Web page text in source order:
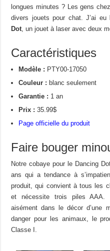
longues minutes ? Les gens chez
divers jouets pour chat. J’ai eu
Dot , un jouet à laser avec deux
Caractéristiques
Modèle : PTY00-17050
Couleur : blanc seulement
Garantie : 1 an
Prix : 35.99$
Page officielle du produit
Faire bouger
Notre cobaye pour le Dancing
ans qui a tendance à
produit, qui convient à tous les
et nécessite trois piles AAA.
aisément dans le décor d’une
danger pour les animaux, le
Classe I.